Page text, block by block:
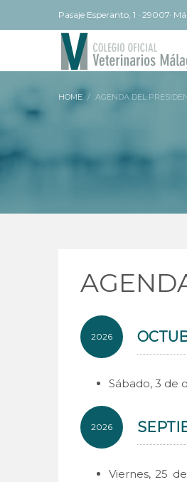
Pasaje Esperanto, 1 · 29007·
HOME AGENDA DEL
2026
Sábado, 3 de
2026
Viernes, 25